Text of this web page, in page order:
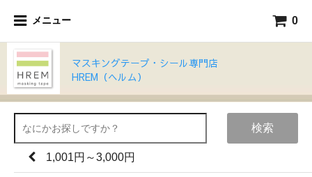
メニュー 0
マスキングテープ・シール専門店
HREM（ヘルム）
検索
1,001円～3,000円